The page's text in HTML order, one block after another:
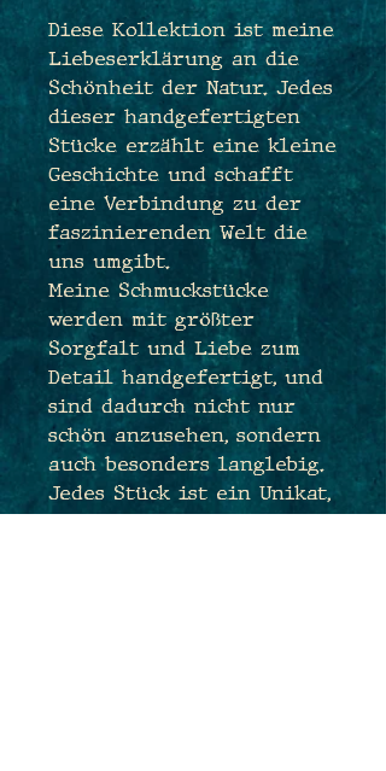
Diese Kollektion ist meine
Liebeserklärung an die
Schönheit der Natur. Jedes
dieser handgefertigten
Stücke erzählt eine kleine
Geschichte und schafft
eine Verbindung zu der
faszinierenden Welt die
uns umgibt.
Meine Schmuckstücke
werden mit größter
Sorgfalt und Liebe zum
Detail handgefertigt, und
sind dadurch nicht nur
schön anzusehen, sondern
auch besonders langlebig.
Jedes Stück ist ein Unikat,
das die Magie der Natur